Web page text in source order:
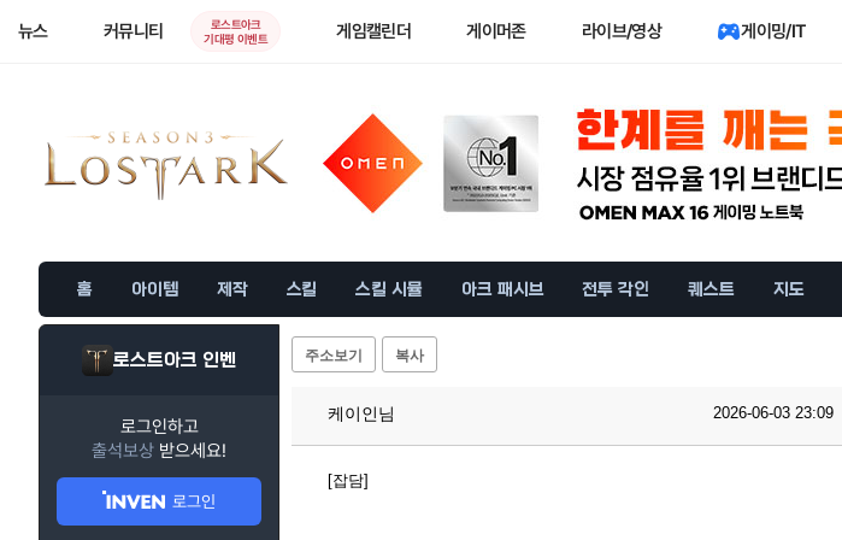
뉴스 커뮤니티
로스트아크
기대평 이벤트
게임캘린더 게이머존 라이브/영상 게이밍/IT
홈 아이템 제작 스킬 스킬 시뮬 아크 패시브 전투 각인 퀘스트 지도
로스트아크 인벤
로그인하고
출석보상 받으세요!
로그인
주소보기 복사
케이인님 2026-06-03 23:09
[잡담]